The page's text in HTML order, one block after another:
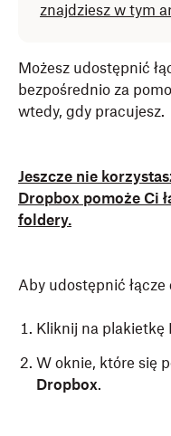
znajdziesz w tym
Możesz udostępnić
bezpośrednio za
wtedy, gdy pracujesz.
Jeszcze nie
Dropbox pomoże Ci
foldery.
Aby udostępnić
Kliknij na plakietkę
W oknie, które się
Dropbox.